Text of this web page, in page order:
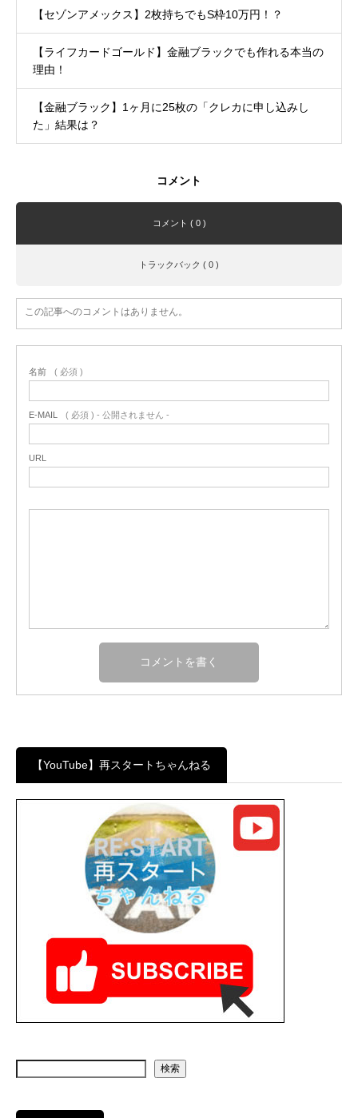
【セゾンアメックス】2枚持ちでもS枠10万円！？
【ライフカードゴールド】金融ブラックでも作れる本当の
理由！
【金融ブラック】1ヶ月に25枚の「クレカに申し込みし
た」結果は？
コメント
コメント ( 0 )
トラックバック ( 0 )
この記事へのコメントはありません。
名前 ( 必須 )
E-MAIL ( 必須 ) - 公開されません -
URL
【YouTube】再スタートちゃんねる
検索